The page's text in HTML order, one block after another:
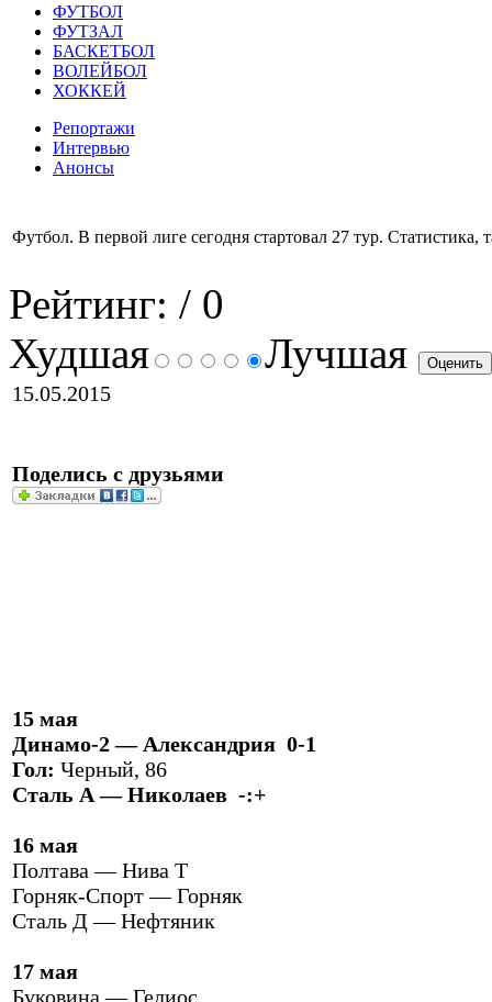
ФУТБОЛ
ФУТЗАЛ
БАСКЕТБОЛ
ВОЛЕЙБОЛ
ХОККЕЙ
Репортажи
Интервью
Анонсы
Футбол. В первой лиге сегодня стартовал 27 тур. Статистика,
Рейтинг: / 0
Худшая
Лучшая
15.05.2015
Поделись с друзьями
15 мая
Динамо-2 — Александрия 0-1
Гол: Черный, 86
Сталь А — Николаев -:+
16 мая
Полтава — Нива Т
Горняк-Спорт — Горняк
Сталь Д — Нефтяник
17 мая
Буковина — Гелиос